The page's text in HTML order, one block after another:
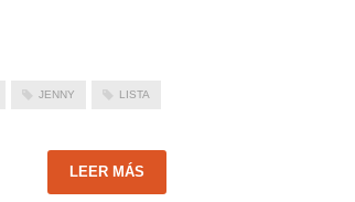
JENNY LISTA
LEER MÁS